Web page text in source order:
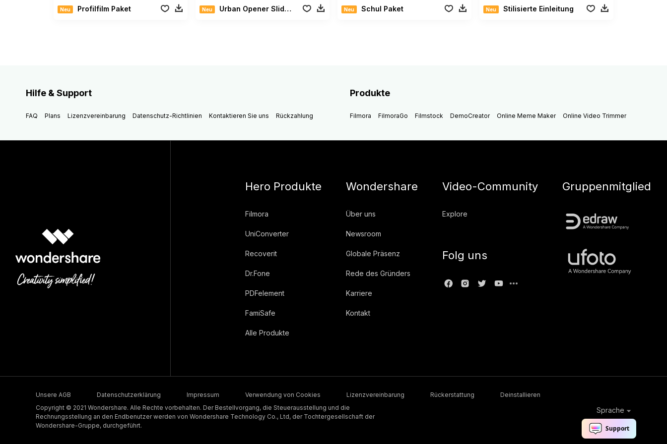
Neu Profilfilm Paket Neu Urban Opener Slideshow Neu Schul Paket Neu Stilisierte Einleitung
Hilfe & Support
FAQ Plans Lizenzvereinbarung Datenschutz-Richtlinien Kontaktieren Sie uns Rückzahlung
Produkte
Filmora FilmoraGo Filmstock DemoCreator Online Meme Maker Online Video Trimmer
Hero Produkte
Filmora
UniConverter
Recoverit
Dr.Fone
PDFelement
FamiSafe
Alle Produkte
Wondershare
Über uns
Newsroom
Globale Präsenz
Rede des Gründers
Karriere
Kontakt
Video-Community
Explore
Folg uns
Gruppenmitglied
Unsere AGB Datenschutzerklärung Impressum Verwendung von Cookies Lizenzvereinbarung Rückerstattung
Deinstallieren
Copyright © 2021 Wondershare. Alle Rechte vorbehalten. Der Bestellvorgang, die Steuerausstellung und die
Rechnungsstellung an den Endbenutzer werden von Wondershare Technology Co., Ltd, der Tochtergesellschaft der
Wondershare-Gruppe, durchgeführt.
Sprache